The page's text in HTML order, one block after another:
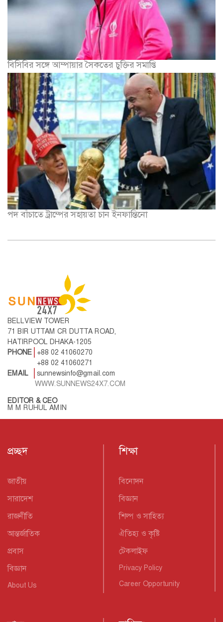
বিসিবির সঙ্গে আম্পায়ার সৈকতের চুক্তির সমাপ্তি
পদ বাঁচাতে ট্রাম্পের সহায়তা চান ইনফান্তিনো
BELLVIEW TOWER
71 BIR UTTAM CR DUTTA ROAD,
HATIRPOOL DHAKA-1205
PHONE
+88 02 41060270
+88 02 41060271
EMAIL
sunnewsinfo@gmail.com
WWW.SUNNEWS24X7.COM
EDITOR & CEO
M M RUHUL AMIN
প্রচ্ছদ
জাতীয়
সারাদেশ
রাজনীতি
আন্তর্জাতিক
প্রবাস
বিজ্ঞান
About Us
শিক্ষা
বিনোদন
বিজ্ঞান
শিল্প ও সাহিত্য
ঐতিহ্য ও কৃষ্টি
টেকলাইফ
Privacy Policy
Career Opportunity